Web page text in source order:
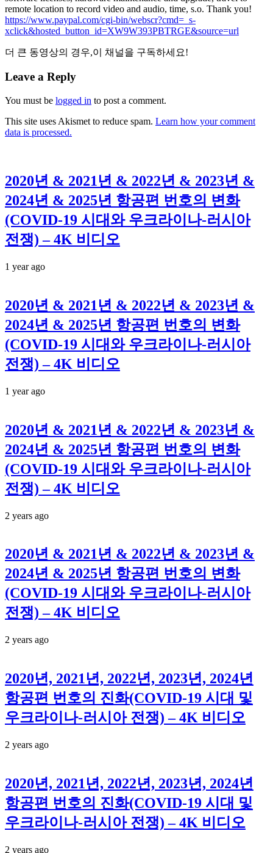
remote location to record video and audio, time, s.o. Thank you!
https://www.paypal.com/cgi-bin/webscr?cmd=_s-
xclick&hosted_button_id=XW9W393PBTRGE&source=url
더 큰 동영상의 경우,이 채널을 구독하세요!
Leave a Reply
You must be logged in to post a comment.
This site uses Akismet to reduce spam. Learn how your comment
data is processed.
2020년 & 2021년 & 2022년 & 2023년 &
2024년 & 2025년 항공편 번호의 변화
(COVID-19 시대와 우크라이나-러시아
전쟁) – 4K 비디오
1 year ago
2020년 & 2021년 & 2022년 & 2023년 &
2024년 & 2025년 항공편 번호의 변화
(COVID-19 시대와 우크라이나-러시아
전쟁) – 4K 비디오
1 year ago
2020년 & 2021년 & 2022년 & 2023년 &
2024년 & 2025년 항공편 번호의 변화
(COVID-19 시대와 우크라이나-러시아
전쟁) – 4K 비디오
2 years ago
2020년 & 2021년 & 2022년 & 2023년 &
2024년 & 2025년 항공편 번호의 변화
(COVID-19 시대와 우크라이나-러시아
전쟁) – 4K 비디오
2 years ago
2020년, 2021년, 2022년, 2023년, 2024년
항공편 번호의 진화(COVID-19 시대 및
우크라이나-러시아 전쟁) – 4K 비디오
2 years ago
2020년, 2021년, 2022년, 2023년, 2024년
항공편 번호의 진화(COVID-19 시대 및
우크라이나-러시아 전쟁) – 4K 비디오
2 years ago